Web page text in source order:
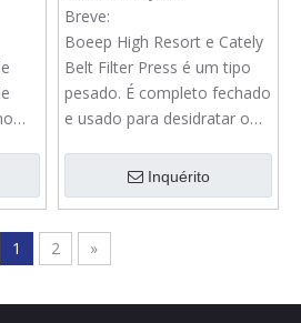
Breve:
Boeep High Resort e Cately
Belt Filter Press é um tipo
pesado. É completo fechado
e usado para desidratar o
Inquérito
1 2 »